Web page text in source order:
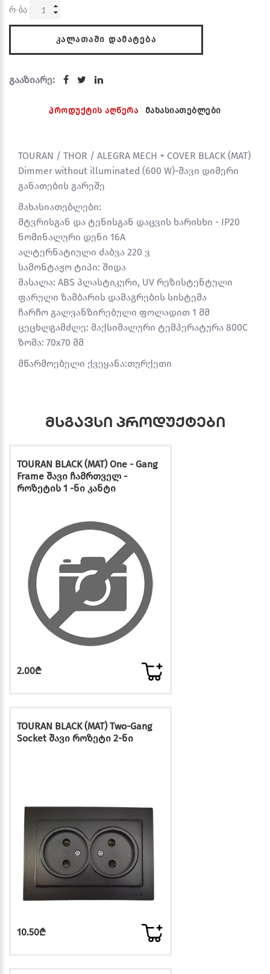
რ-ბა
ᲙᲐᲚᲐᲗᲐᲨᲘ ᲓᲐᲛᲐᲢᲔᲑᲐ
გააზიარე:
პროდუქტის აღწერა მახასიათებლები
TOURAN / THOR / ALEGRA MECH + COVER BLACK (MAT)
Dimmer without illuminated (600 W)-შავი დიმერი
განათების გარეშე
მახასიათებლები:
მტვრისგან და ტენისგან დაცვის ხარისხი - IP20
ნომინალური დენი 16A
ალტერნატიული ძაბვა 220 ვ
სამონტაჟო ტიპი: შიდა
მასალა: ABS პლასტიკური, UV რეზისტენტული
ფარული ზამბარის დამაგრების სისტემა
ჩარჩო გალვანზირებული ფოლადით 1 მმ
ცეცხლგამძლე: მაქსიმალური ტემპერატურა 800C
ზომა: 70x70 მმ
მწარმოებელი ქვეყანა:თურქეთი
მსგავსი პროდუქტები
TOURAN BLACK (MAT) One - Gang
Frame შავი ჩამრთველ -
როზეტის 1 -ნი კანტი
2.00₾
TOURAN BLACK (MAT) Two-Gang
Socket შავი როზეტი 2-ნი
10.50₾